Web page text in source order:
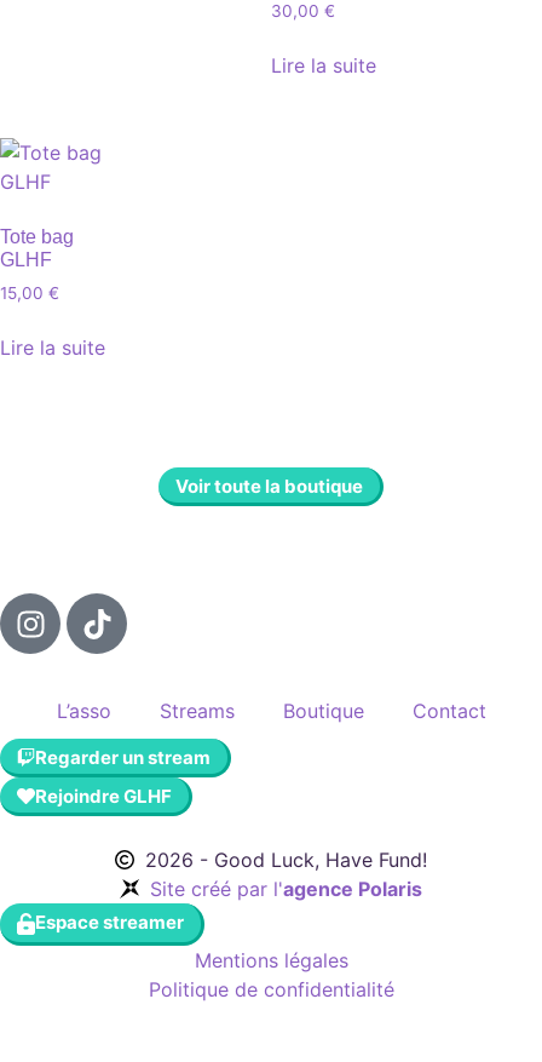
30,00 €
Lire la suite
Tote bag
GLHF
15,00 €
Lire la suite
Voir toute la boutique
L’asso Streams Boutique Contact
Regarder un stream
Rejoindre GLHF
2026 - Good Luck, Have Fund!
Site créé par l'agence Polaris
Espace streamer
Mentions légales
Politique de confidentialité